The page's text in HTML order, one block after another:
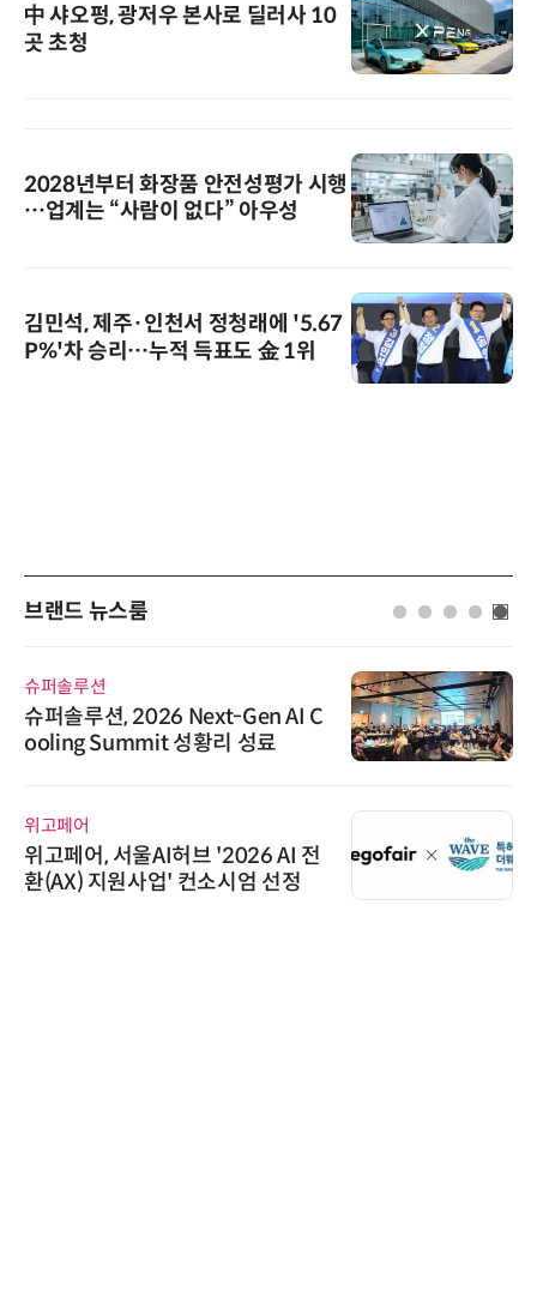
中 샤오펑, 광저우 본사로 딜러사 10
곳 초청
2028년부터 화장품 안전성평가 시행
…업계는 “사람이 없다” 아우성
김민석, 제주·인천서 정청래에 '5.67
P%'차 승리…누적 득표도 金 1위
브랜드 뉴스룸
슈퍼솔루션
슈퍼솔루션, 2026 Next-Gen AI C
ooling Summit 성황리 성료
위고페어
위고페어, 서울AI허브 '2026 AI 전
환(AX) 지원사업' 컨소시엄 선정